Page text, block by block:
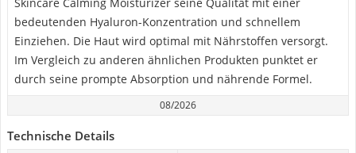
bedeutenden Hyaluron-Konzentration und schnellem
Einziehen. Die Haut wird optimal mit Nährstoffen versorgt.
Im Vergleich zu anderen ähnlichen Produkten punktet er
durch seine prompte Absorption und nährende Formel.
08/2026
Technische Details